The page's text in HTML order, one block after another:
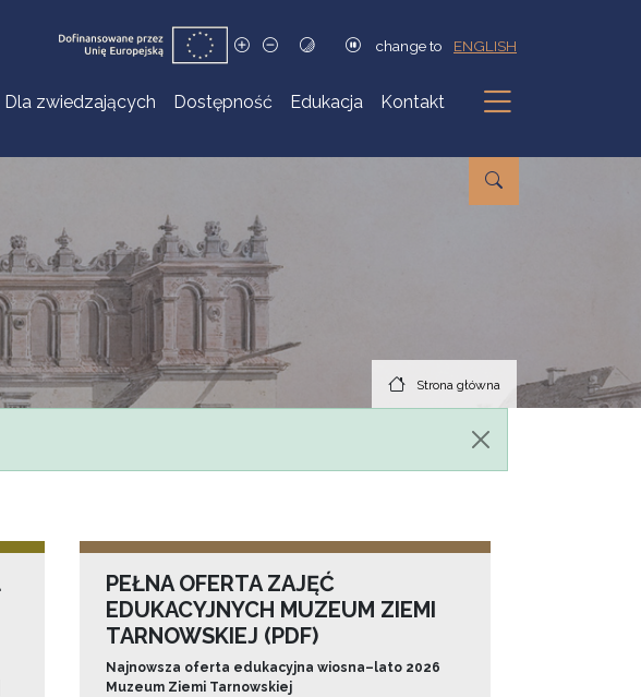
change to ENGLISH
Dla zwiedzających Dostępność Edukacja Kontakt
Podmenu
Strona główna
PEŁNA OFERTA ZAJĘĆ
EDUKACYJNYCH MUZEUM ZIEMI
TARNOWSKIEJ (PDF)
Najnowsza oferta edukacyjna wiosna–lato 2026
Muzeum Ziemi Tarnowskiej